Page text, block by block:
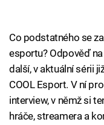
Co podstatného se
esportu? Odpověď
další, v aktuální sérii
COOL Esport. V ní
interview, v němž si
hráče, streamera a